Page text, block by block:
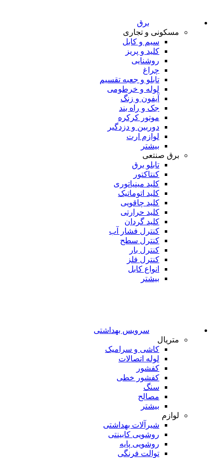
برق
مسکونی و تجاری
سیم و کابل
کلید و پریز
روشنایی
چراغ
تابلو و جعبه تقسیم
لوله و خرطومی
آیفون و زنگ
جک و راه بند
موتور کرکره
دوربین و دزدگیر
لوازم ارت
بیشتر
برق صنتعی
تابلو برق
کنتاکتور
کلید مینیاتوری
کلید اتوماتیک
کلید چاقویی
کلید حرارتی
کلید گردان
کنترل فشار آب
کنترل سطح
کنترل بار
کنترل فلز
انواع کابل
بیشتر
سرویس بهداشتی
متریال
کاشی و سرامیک
لوله اتصالات
کفشور
کفشور خطی
سنگ
مصالح
بیشتر
لوازم
شیرآلات بهداشتی
روشویی کابینتی
روشویی پایه
توالت فرنگی